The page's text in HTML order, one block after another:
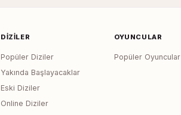
DIZILER
Popüler Diziler
Yakında Başlayacaklar
Eski Diziler
Online Diziler
OYUNCULAR
Popüler Oyuncular